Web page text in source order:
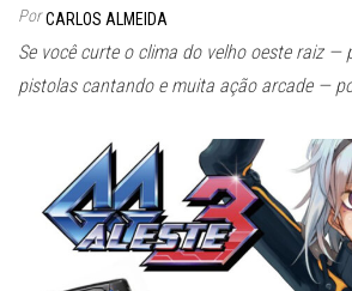
Por CARLOS ALMEIDA
Se você curte o clima do velho oeste raiz —
pistolas cantando e muita ação arcade —